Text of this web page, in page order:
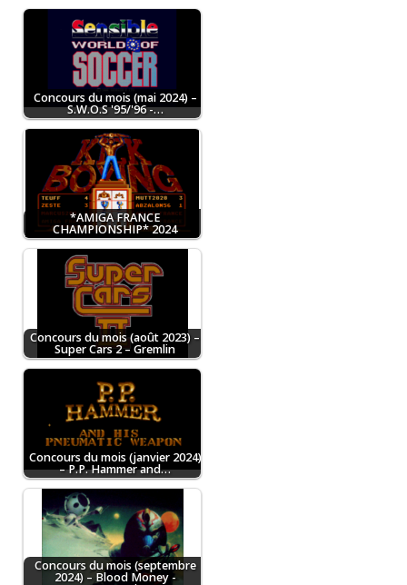
Concours du mois (mai 2024) –
S.W.O.S '95/'96 -…
*AMIGA FRANCE
CHAMPIONSHIP* 2024
Concours du mois (août 2023) –
Super Cars 2 – Gremlin
Concours du mois (janvier 2024)
– P.P. Hammer and…
Concours du mois (septembre
2024) – Blood Money -